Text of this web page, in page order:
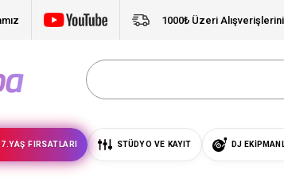
1000₺ Üzeri
7.YAŞ FIRSATLARI STÜDYO VE KAYIT DJ